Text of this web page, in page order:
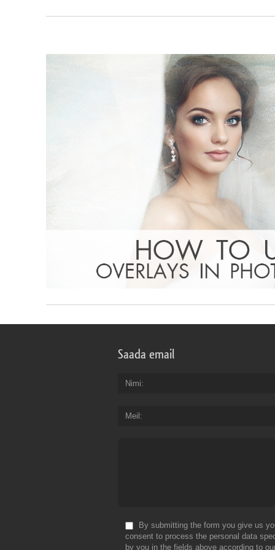
Saada email
Nimi
Meil
By submitting the form you give us
consent to process the personal data
by you in the fields above according to